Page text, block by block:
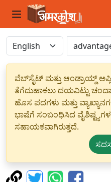
ವೆಬ್‌ಸೈಟ್ ಮತ್ತು ಆಂಡ್ರಾಯ್ಡ್
ತೆಗೆದುಹಾಕಲು ದಯವಿಟ್ಟು
ಹೊಸ ಪದಗಳು ಮತ್ತು
ಭಾಷೆಗೆ ಸಂಬಂಧಿಸಿದ
ಸಹಾಯಕವಾಗಿರುತ್ತದೆ.